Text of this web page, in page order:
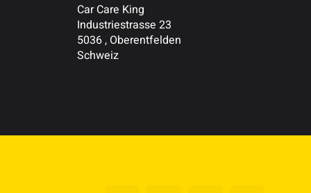
Car Care King
Industriestrasse 23
5036 , Oberentfelden
Schweiz